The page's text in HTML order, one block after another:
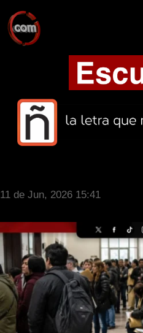
11 de Jun, 2026 15:41